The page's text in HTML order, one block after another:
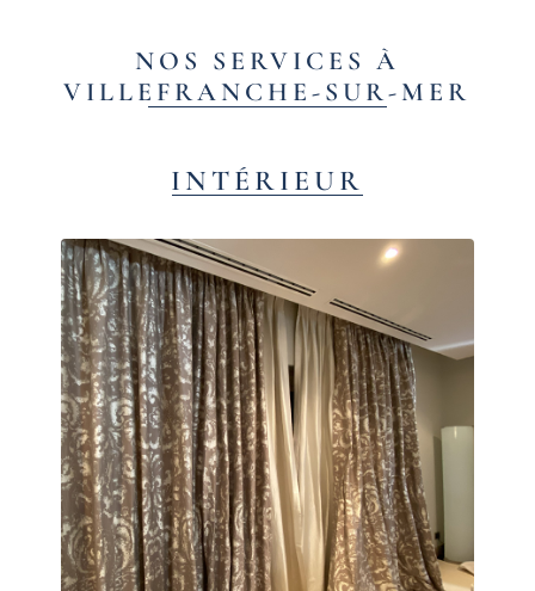
NOS SERVICES À
VILLEFRANCHE-SUR-MER
INTÉRIEUR